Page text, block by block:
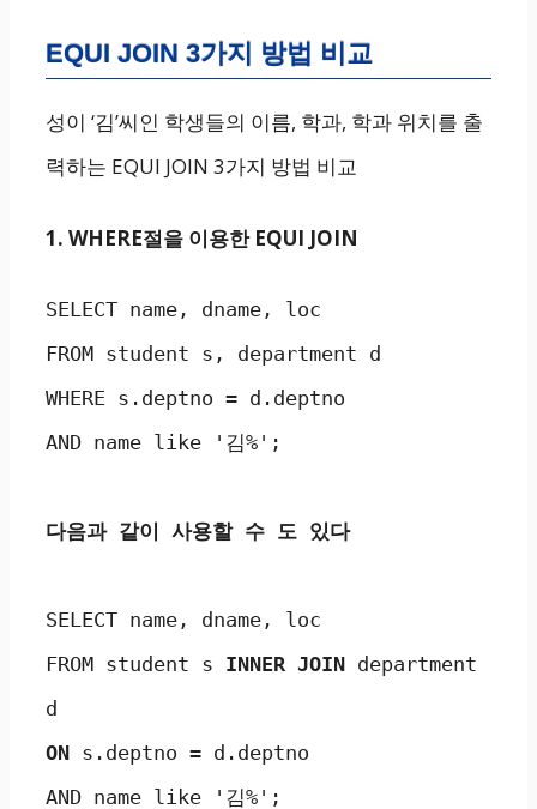
EQUI JOIN 3가지 방법 비교
성이 ‘김’씨인 학생들의 이름, 학과, 학과 위치를 출
력하는 EQUI JOIN 3가지 방법 비교
1. WHERE절을 이용한 EQUI JOIN
SELECT name, dname, loc
FROM student s, department d
WHERE s.deptno = d.deptno
AND name like '김%';
다음과 같이 사용할 수 도 있다
SELECT name, dname, loc
FROM student s INNER JOIN department
ON s.deptno = d.deptno
AND name like '김%';